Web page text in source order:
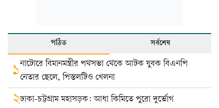
পঠিত সর্বশেষ
১নাটোরে বিমানমন্ত্রীর পথসভা থেকে আটক যুবক বিএনপি
নেতার ছেলে, পিস্তলটিও খেলনা
২ঢাকা-চট্টগ্রাম মহাসড়ক: আধা কিমিতে পুরো দুর্ভোগ